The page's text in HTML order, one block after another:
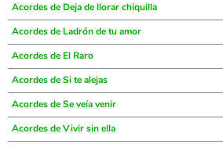
Acordes de Deja de llorar chiquilla
Acordes de Ladrón de tu amor
Acordes de El Raro
Acordes de Si te alejas
Acordes de Se veía venir
Acordes de Vivir sin ella